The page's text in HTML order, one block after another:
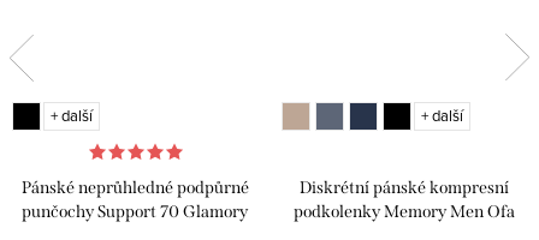
Pánské neprůhledné podpůrné
punčochy Support 70 Glamory
+ další
Diskrétní pánské kompresní
podkolenky Memory Men Ofa
+ další